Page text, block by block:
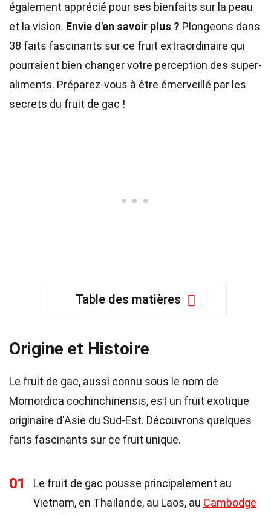
également apprécié pour ses bienfaits sur la peau
et la vision. Envie d'en savoir plus ? Plongeons dans
38 faits fascinants sur ce fruit extraordinaire qui
pourraient bien changer votre perception des super-
aliments. Préparez-vous à être émerveillé par les
secrets du fruit de gac !
Table des matières
Origine et Histoire
Le fruit de gac, aussi connu sous le nom de
Momordica cochinchinensis, est un fruit exotique
originaire d'Asie du Sud-Est. Découvrons quelques
faits fascinants sur ce fruit unique.
01
Le fruit de gac pousse principalement au
Vietnam, en Thaïlande, au Laos, au Cambodge